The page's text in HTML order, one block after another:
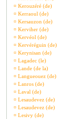
¤ Kerouzéré (de)
¤ Kerraoul (de)
¤ Kersauzon (de)
¤ Kerviher (de)
¤ Kervéol (de)
¤ Kervéréguin (de)
¤ Kerynisan (de)
¤ Lagadec (le)
¤ Lande (de la)
¤ Langueouez (de)
¤ Lanros (de)
¤ Laval (de)
¤ Lesaudevez (de)
¤ Lesaudevez (de)
¤ Lesivy (de)